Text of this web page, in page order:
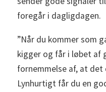
foregår i dagligdagen.
”Når du kommer som
kigger og får i løbet af
fornemmelse af, at
Lynhurtigt får du en